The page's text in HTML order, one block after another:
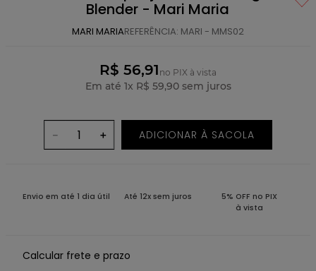
Blender - Mari Maria
MARI MARIAREFERÊNCIA: MARI - MMS02
R$ 56,91 no PIX à vista
Em até 1x R$ 59,90sem juros
＋
－ ADICIONAR À SACOLA
Envio em até 1 dia útil Até 12x sem juros
5% OFF no PIX
à vista
Calcular frete e prazo